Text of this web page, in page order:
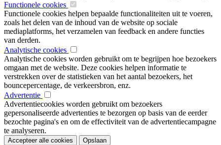
Functionele cookies
Functionele cookies helpen bepaalde functionaliteiten uit te voeren,
zoals het delen van de inhoud van de website op sociale
mediaplatforms, het verzamelen van feedback en andere functies
van derden.
Analytische cookies
Analytische cookies worden gebruikt om te begrijpen hoe bezoekers
omgaan met de website. Deze cookies helpen informatie te
verstrekken over de statistieken van het aantal bezoekers, het
bouncepercentage, de verkeersbron, enz.
Advertentie
Advertentiecookies worden gebruikt om bezoekers
gepersonaliseerde advertenties te bezorgen op basis van de eerder
bezochte pagina's en om de effectiviteit van de advertentiecampagne
te analyseren.
Accepteer alle cookies Opslaan